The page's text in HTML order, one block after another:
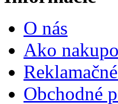
O nás
Ako
Obchodné